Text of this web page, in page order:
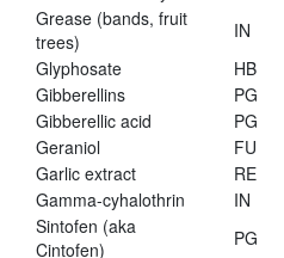
Grease (bands, fruit
trees)
IN
Glyphosate
HB
Gibberellins
PG
Gibberellic acid
PG
Geraniol
FU
Garlic extract
RE
Gamma-cyhalothrin
IN
Sintofen (aka
Cintofen)
PG